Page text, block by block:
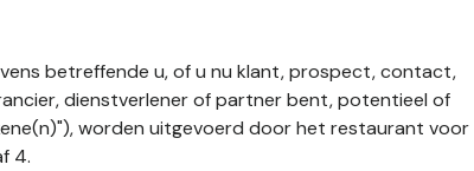
betreffende u, of u nu klant, prospect, contact,
dienstverlener of partner bent, potentieel of
worden uitgevoerd door het restaurant voor
4.